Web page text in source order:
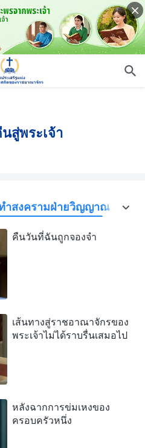
สู่พระเจ้า
ำสงครามฝ่ายวิญญาณ
คืนวันที่ฉันถูกจองจำ
เส้นทางสู่ราชอาณาจักรของ
พระเจ้าไม่ได้ราบรื่นเสมอไป
หลังฉากการข่มเหงของ
ครอบครัวหนึ่ง